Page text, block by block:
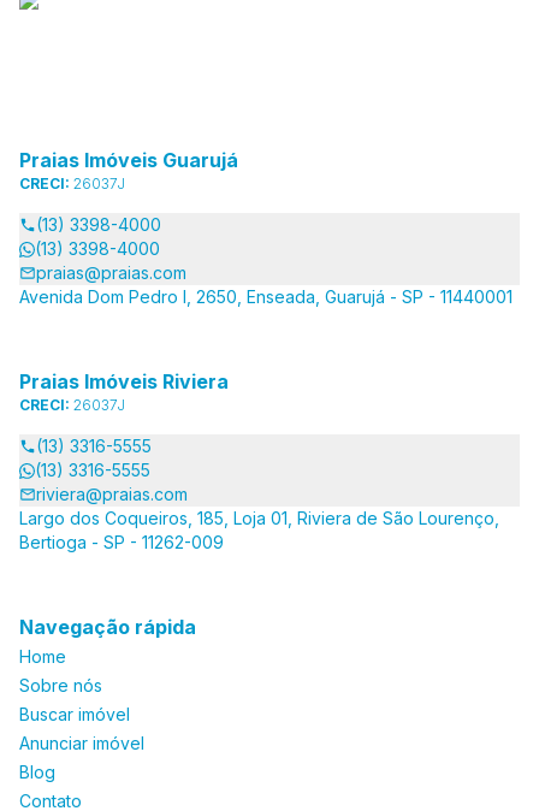
Praias Imóveis Guarujá
CRECI: 26037J
(13) 3398-4000
(13) 3398-4000
praias@praias.com
Avenida Dom Pedro I, 2650, Enseada, Guarujá - SP - 11440001
Praias Imóveis Riviera
CRECI: 26037J
(13) 3316-5555
(13) 3316-5555
riviera@praias.com
Largo dos Coqueiros, 185, Loja 01, Riviera de São Lourenço,
Bertioga - SP - 11262-009
Navegação rápida
Home
Sobre nós
Buscar imóvel
Anunciar imóvel
Blog
Contato